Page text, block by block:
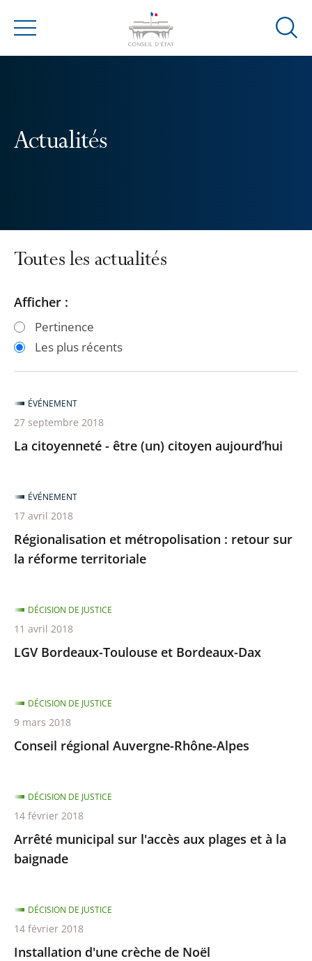
Menu
Ouvrir
Actualités
Toutes les actualités
Passer
les
filtres
après
Passer
les
filtres
avant
Afficher :
Pertinence
Les plus récents
La citoyenneté - être (un) citoyen aujourd’hui
ÉVÉNEMENT
27 septembre 2018
Régionalisation et métropolisation : retour sur
la réforme territoriale
ÉVÉNEMENT
17 avril 2018
LGV Bordeaux-Toulouse et Bordeaux-Dax
DÉCISION DE JUSTICE
11 avril 2018
Conseil régional Auvergne-Rhône-Alpes
DÉCISION DE JUSTICE
9 mars 2018
Arrêté municipal sur l'accès aux plages et à la
baignade
DÉCISION DE JUSTICE
14 février 2018
Installation d'une crèche de Noël
DÉCISION DE JUSTICE
14 février 2018